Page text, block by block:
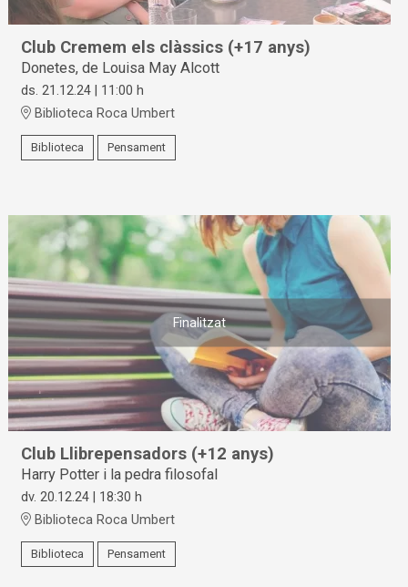
Club Cremem els clàssics (+17 anys)
Donetes, de Louisa May Alcott
ds. 21.12.24 | 11:00 h
Biblioteca Roca Umbert
Biblioteca Pensament
Finalitzat
Club Llibrepensadors (+12 anys)
Harry Potter i la pedra filosofal
dv. 20.12.24 | 18:30 h
Biblioteca Roca Umbert
Biblioteca Pensament